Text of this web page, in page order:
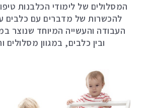
המסלולים של לימודי הכלבנות
להכשרות של מדברים עם כלבים
העבודה והעשייה המיוחד שנוצר
ובין כלבים, במגוון מסלולים